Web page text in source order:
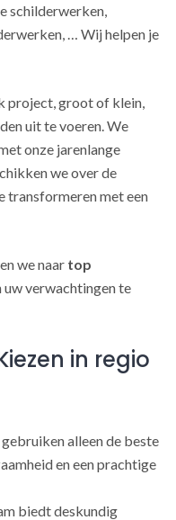
schilderwerken,
… Wij helpen je
project, groot of klein,
uit te voeren. We
onze jarenlange
we over de
transformeren met een
we naar top
uw verwachtingen te
in regio
alleen de beste
en een prachtige
biedt deskundig